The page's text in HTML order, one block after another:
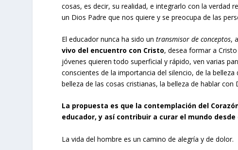
cosas, es decir, su realidad, e integrarlo con la verdad
un Dios Padre que nos quiere y se preocupa de las
El educador nunca ha sido untransmisor de conceptos,
vivo del encuentro con Cristo, desea formar a
jóvenes quieren todo superficial y rápido, ven varias
conscientes de la importancia del silencio, de la
belleza de las cosas cristianas, la belleza de hablar con
La propuesta es que la contemplación del
educador, y así contribuir a curar el mundo desde
La vida del hombre es un camino de alegría y de dolor.